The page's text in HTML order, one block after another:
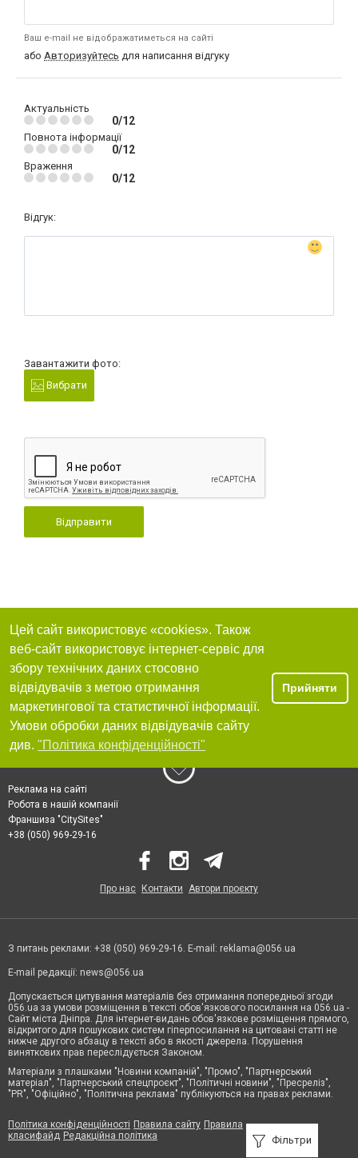
Ваш e-mail не відображатиметься на сайті
або Авторизуйтесь для написання відгуку
Актуальність
0/12
Повнота інформації
0/12
Враження
0/12
Відгук:
Завантажити фото:
Вибрати
Відправити
Фільтри
Цей сайт використовує «cookies». Також
веб-сайт використовує інтернет-сервіс для
збору технічних даних стосовно
відвідувачів з метою отримання
маркетингової та статистичної інформації.
Умови обробки даних відвідувачів сайту
див. "Політика конфіденційності"
Прийняти
Реклама на сайті
Робота в нашій компанії
Франшиза "CitySites"
+38 (050) 969-29-16
Про нас Контакти Автори проєкту
З питань реклами: +38 (050) 969-29-16. E-mail: reklama@056.ua
E-mail редакції: news@056.ua
Допускається цитування матеріалів без отримання попередньої згоди
056.ua за умови розміщення в тексті обов'язкового посилання на 056.ua -
Сайт міста Дніпра. Для інтернет-видань обов'язкове розміщення прямого,
відкритого для пошукових систем гіперпосилання на цитовані статті не
нижче другого абзацу в тексті або в якості джерела. Порушення
виняткових прав переслідується Законом.
Матеріали з плашками "Новини компаній", "Промо", "Партнерський
матеріал", "Партнерський спецпроєкт", "Політичні новини", "Пресреліз",
"PR", "Офіційно", "Політична реклама" публікуються на правах реклами.
Політика конфіденційності Правила сайту Правила
класифайд Редакційна політика